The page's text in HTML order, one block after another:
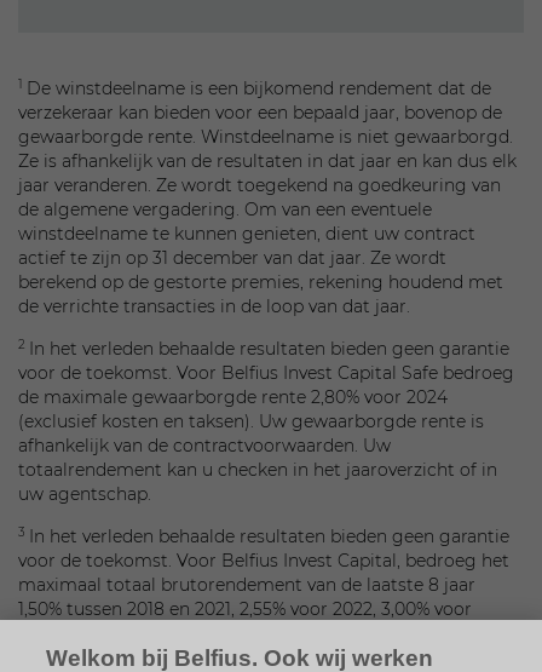
1 De winstdeelname is een bijkomend rendement dat de
verzekeraar kan bieden voor een bepaald jaar, bovenop de
gewaarborgde rente. Winstdeelname is niet gewaarborgd.
Ze is afhankelijk van de resultaten in dat jaar en kan dus elk
jaar veranderen. Ze wordt toegekend na goedkeuring van
de algemene vergadering. Om van een eventuele
winstdeelname te kunnen genieten, dient uw contract
actief te zijn op 31 december van dat jaar. Ze wordt
berekend op de gestorte premies, rekening houdend met
de verrichte transacties in de loop van dat jaar.
2 In het verleden behaalde resultaten bieden geen garantie
voor de toekomst. Voor Belfius Invest Capital Safe bedroeg
de maximale gewaarborgde rente 2,80% voor 2024
(exclusief kosten en taksen). Uw gewaarborgde rente is
afhankelijk van de contractvoorwaarden. Uw
totaalrendement kan u checken in het jaaroverzicht of in
uw agentschap.
3 In het verleden behaalde resultaten bieden geen garantie
voor de toekomst. Voor Belfius Invest Capital, bedroeg het
maximaal totaal brutorendement van de laatste 8 jaar
1,50% tussen 2018 en 2021, 2,55% voor 2022, 3,00% voor
en taksen, in functie van de contractvoorwaarden, wanneer
Welkom bij Belfius. Ook wij werken